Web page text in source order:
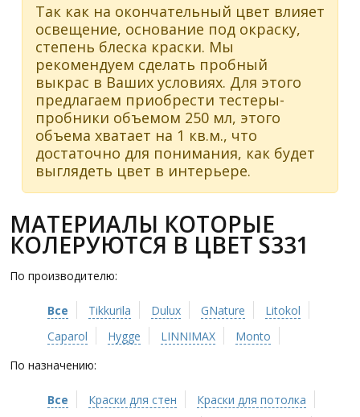
Так как на окончательный цвет влияет
освещение, основание под окраску,
степень блеска краски. Мы
рекомендуем сделать пробный
выкрас в Ваших условиях. Для этого
предлагаем приобрести тестеры-
пробники объемом 250 мл, этого
объема хватает на 1 кв.м., что
достаточно для понимания, как будет
выглядеть цвет в интерьере.
МАТЕРИАЛЫ КОТОРЫЕ
КОЛЕРУЮТСЯ В ЦВЕТ S331
По производителю:
Все Tikkurila Dulux GNature
Litokol
Caparol
Hygge LINNIMAX
Monto
По назначению:
Все Краски для стен
Краски для потолка